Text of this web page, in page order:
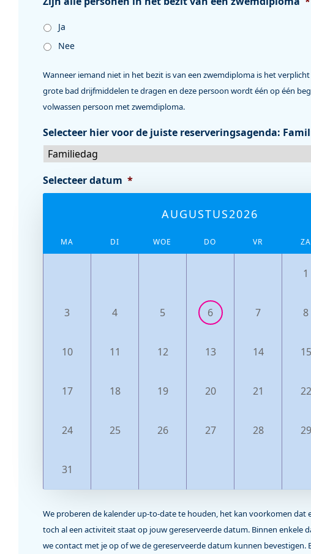
Ja
Nee
Wanneer iemand niet in het bezit is van een zwemdiploma is het
grote bad drijfmiddelen te dragen en deze persoon wordt één op één
volwassen persoon met zwemdiploma.
Selecteer hier voor de juiste reserveringsagenda:
Selecteer datum *
AUGUSTUS2026
MA DI WOE DO VR ZA
1
3 4 5 6 7 8
10 11 12 13 14 15
17 18 19 20 21 22
24 25 26 27 28 29
31
We proberen de kalender up-to-date te houden, het kan voorkomen dat
toch al een activiteit staat op jouw gereserveerde datum. Binnen enkele
we contact met je op of we de gereserveerde datum kunnen bevestigen.